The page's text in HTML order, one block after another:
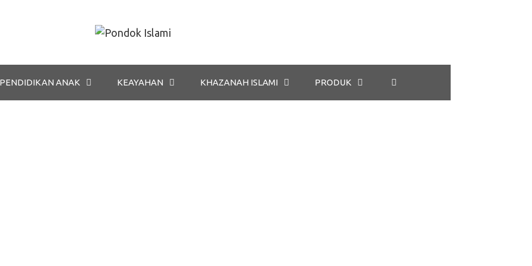
PENDIDIKAN ANAK KEAYAHAN KHAZANAH ISLAMI PRODUK